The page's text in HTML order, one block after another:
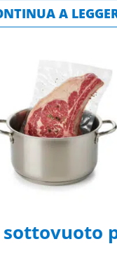
A
sottovuoto